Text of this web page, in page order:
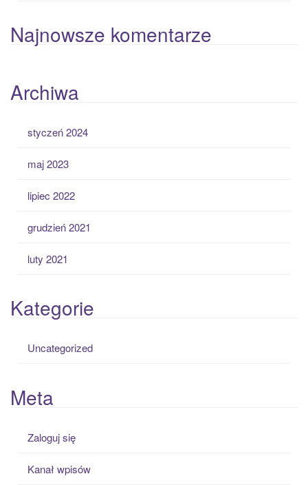
Najnowsze komentarze
Archiwa
styczeń 2024
maj 2023
lipiec 2022
grudzień 2021
luty 2021
Kategorie
Uncategorized
Meta
Zaloguj się
Kanał wpisów